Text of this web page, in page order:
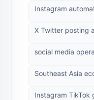
Instagram
X Twitter posting
social media
Southeast Asia
Instagram TikTok